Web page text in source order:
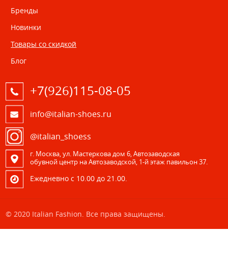
Бренды
Новинки
Товары со скидкой
Блог
+7(926)115-08-05
info@italian-shoes.ru
@italian_shoess
г. Москва, ул. Мастеркова дом 6, Автозаводская
обувной центр на Автозаводской, 1-й этаж павильон 37.
Eжедневно с 10.00 до 21.00.
© 2020 Italian Fashion. Все права защищены.